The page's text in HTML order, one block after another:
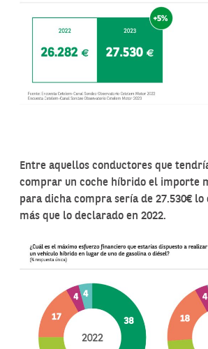
Entre aquellos conductores que
comprar un coche híbrido el importe
para dicha compra sería de 27.530€ lo
más que lo declarado en 2022.